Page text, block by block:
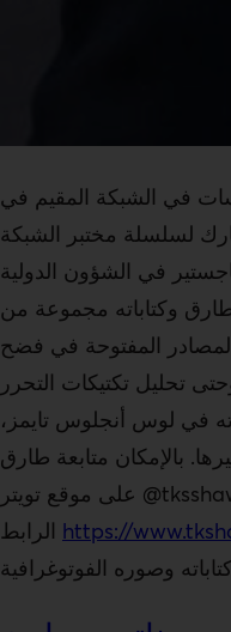
في الشبكة المقيم في
لسلسلة مختبر الشبكة
في الشؤون الدولية
وكتاباته مجموعة من
المفتوحة في فضح
تحليل تكتيكات التحرر
في لوس أنجلوس تايمز،
بالإمكان متابعة طارق
على موقع تويتر @tksshawa وزيارة موقعه الإلكتروني عبر
https://